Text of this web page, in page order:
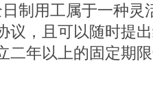
用工属于一种灵
议，且可以随时提
二年以上的固定期